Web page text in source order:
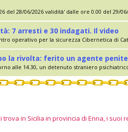
28/06/2026 validità' dalle ore 0.00 del 29/
7 arresti e 30 indagati. Il video
operativo per la sicurezza Cibernetica di
la rivolta: ferito un agente
alle 14.30, un detenuto straniero
trova in Sicilia in provincia di Enna, i suoi